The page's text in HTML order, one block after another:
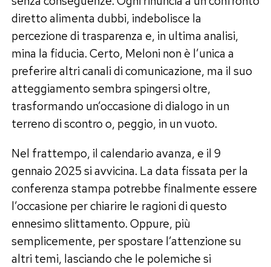
diretto alimenta dubbi, indebolisce la
percezione di trasparenza e, in ultima analisi,
mina la fiducia. Certo, Meloni non è l’unica a
preferire altri canali di comunicazione, ma il suo
atteggiamento sembra spingersi oltre,
trasformando un’occasione di dialogo in un
terreno di scontro o, peggio, in un vuoto.
Nel frattempo, il calendario avanza, e il 9
gennaio 2025 si avvicina. La data fissata per la
conferenza stampa potrebbe finalmente essere
l’occasione per chiarire le ragioni di questo
ennesimo slittamento. Oppure, più
semplicemente, per spostare l’attenzione su
altri temi, lasciando che le polemiche si